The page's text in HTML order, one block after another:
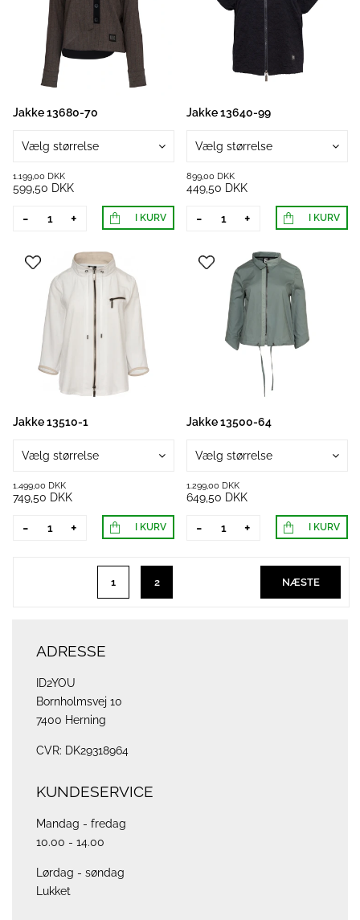
Jakke 13680-70
Vælg størrelse
1.199,00 DKK
599,50 DKK
- + I KURV
Jakke 13640-99
Vælg størrelse
899,00 DKK
449,50 DKK
- + I KURV
Jakke 13510-1
Vælg størrelse
1.499,00 DKK
749,50 DKK
- + I KURV
Jakke 13500-64
Vælg størrelse
1.299,00 DKK
649,50 DKK
- + I KURV
1 2 NÆSTE
ADRESSE
ID2YOU
Bornholmsvej 10
7400 Herning
CVR: DK29318964
KUNDESERVICE
Mandag - fredag
10.00 - 14.00
Lørdag - søndag
Lukket